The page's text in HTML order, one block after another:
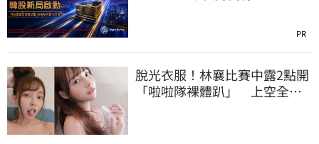
PR
脫光衣服！林襄比賽中露2點開
「啦啦隊裸體趴」 上空全裸